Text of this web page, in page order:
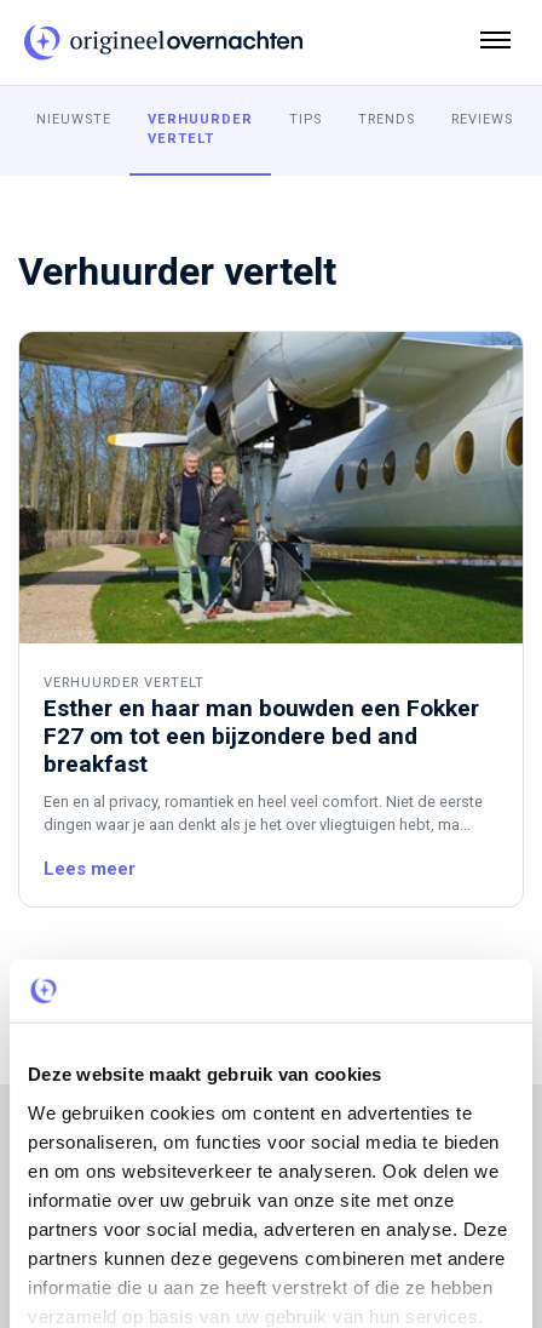
Deze website maakt gebruik van cookies
We gebruiken cookies om content en advertenties te
personaliseren, om functies voor social media te bieden
en om ons websiteverkeer te analyseren. Ook delen we
informatie over uw gebruik van onze site met onze
partners voor social media, adverteren en analyse. Deze
partners kunnen deze gegevens combineren met andere
informatie die u aan ze heeft verstrekt of die ze hebben
verzameld op basis van uw gebruik van hun services.
NIEUWSTE
VERHUURDER
VERTELT
TIPS TRENDS REVIEWS
Verhuurder vertelt
VERHUURDER VERTELT
Esther en haar man bouwden een Fokker
F27 om tot een bijzondere bed and
breakfast
Een en al privacy, romantiek en heel veel comfort. Niet de eerste
dingen waar je aan denkt als je het over vliegtuigen hebt, ma...
Lees meer
Collecties
Slapen in een strandhuisje
Slapen in een b oomhut
Slapen in een yurt
Slapen in een p
ipowagen
Slapen in een tiny house